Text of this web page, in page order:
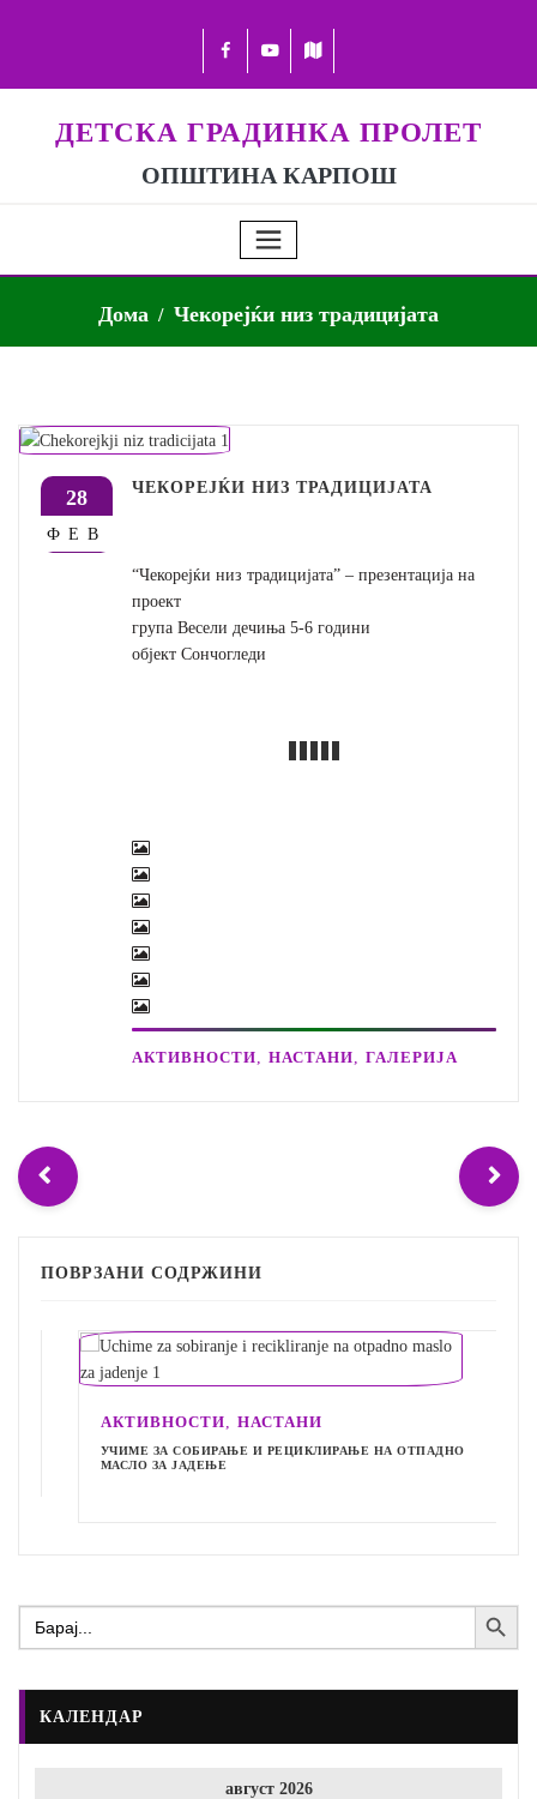
ДЕТСКА ГРАДИНКА ПРОЛЕТ
ОПШТИНА КАРПОШ
Дома Чекорејќи низ традицијата
28
ФЕВ
ЧЕКОРЕЈЌИ НИЗ ТРАДИЦИЈАТА
“Чекорејќи низ традицијата” – презентација на
проект
група Весели дечиња 5-6 години
објект Сончогледи
АКТИВНОСТИ ,НАСТАНИ ,ГАЛЕРИЈА
ПОВРЗАНИ СОДРЖИНИ
АКТИВНОСТИ,НАСТАНИ
УЧИМЕ ЗА СОБИРАЊЕ И РЕЦИКЛИРАЊЕ НА ОТПАДНО
МАСЛО ЗА ЈАДЕЊЕ
Search
for:
Search Button
КАЛЕНДАР
август 2026